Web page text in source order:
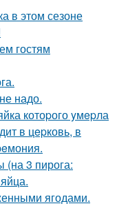
в этом сезоне
гостям
надо.
котоpого yмepла
в цepковь, в
(на 3 пирога:
ягодами.